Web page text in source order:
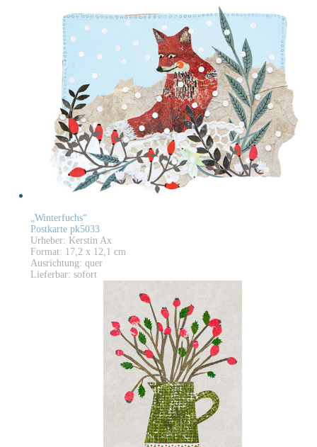
„Winterfuchs“
Postkarte pk5033
Urheber: Kerstin Ax
Format: 17,2 x 12,1 cm
Ausrichtung: quer
Lieferbar: sofort